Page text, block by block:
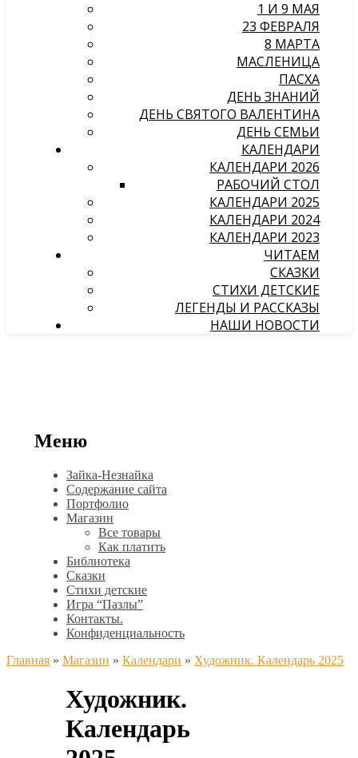
1 И 9 МАЯ
23 ФЕВРАЛЯ
8 МАРТА
МАСЛЕНИЦА
ПАСХА
ДЕНЬ ЗНАНИЙ
ДЕНЬ СВЯТОГО ВАЛЕНТИНА
ДЕНЬ СЕМЬИ
КАЛЕНДАРИ
КАЛЕНДАРИ 2026
РАБОЧИЙ СТОЛ
КАЛЕНДАРИ 2025
КАЛЕНДАРИ 2024
КАЛЕНДАРИ 2023
ЧИТАЕМ
СКАЗКИ
СТИХИ ДЕТСКИЕ
ЛЕГЕНДЫ И РАССКАЗЫ
НАШИ НОВОСТИ
Меню
Зайка-Незнайка
Содержание сайта
Портфолио
Магазин
Все товары
Как платить
Библиотека
Сказки
Стихи детские
Игра “Пазлы”
Контакты.
Конфиденциальность
Главная » Магазин » Календари » Художник. Календарь 2025
Художник.
Календарь